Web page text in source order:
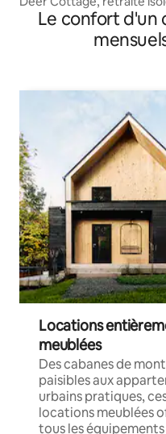
compagnie
Le confort d'un
Locations
meublées
Des cabanes de
paisibles aux
urbains pratiques,
locations meublées
tous les